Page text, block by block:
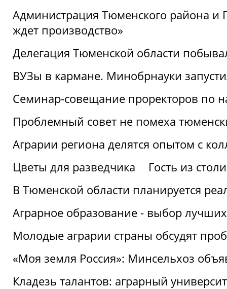
Администрация Тюменского района и
ждет производство»
Делегация Тюменской области
ВУЗы в кармане. Минобрнауки
Семинар-совещание проректоров по
Проблемный совет не помеха
Аграрии региона делятся опытом с
Цветы для разведчика
Гость из
В Тюменской области планируется
Аграрное образование - выбор лучших
Молодые аграрии страны обсудят
«Моя земля Россия»: Минсельхоз
Кладезь талантов: аграрный